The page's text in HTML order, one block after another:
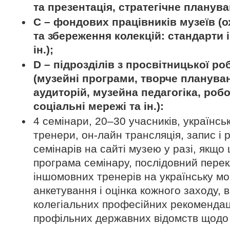
та презентація, стратегічне
C – фондових працівників музеїв
та збереження колекцій: стандарти
ін.);
D – підрозділів з просвітницької
(музейні програми, творче
аудиторій, музейна педагогіка,
соціальні мережі та ін.):
4 семінари, 20–30 учасників,
тренери, он-лайн трансляція, запис і
семінарів на сайті музею у разі, якщо
програма семінару, послідовний
іншомовних тренерів на українську
анкетування і оцінка кожного заходу,
колегіальних професійних
профільних державних відомств